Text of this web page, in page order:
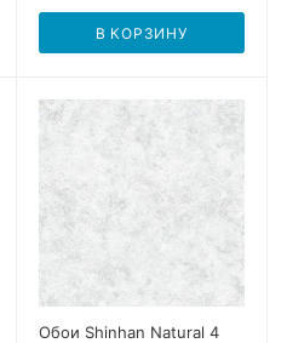
В КОРЗИНУ
Обои Shinhan Natural 4